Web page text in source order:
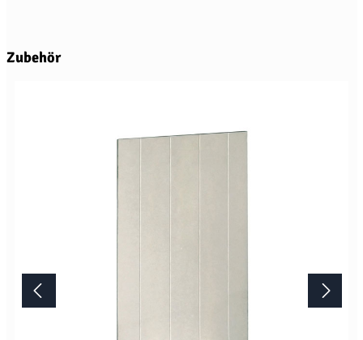
Produktgalerie überspringen
Zubehör